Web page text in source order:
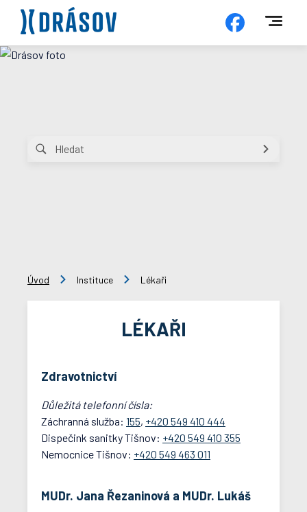
Úvod Instituce Lékaři
LÉKAŘI
Zdravotnictví
Důležitá telefonní čísla:
Záchranná služba: 155, +420 549 410 444
Dispečink sanitky Tišnov: +420 549 410 355
Nemocnice Tišnov: +420 549 463 011
MUDr. Jana Řezaninová a MUDr. Lukáš